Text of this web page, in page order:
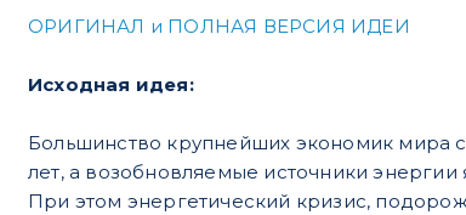
ОРИГИНАЛ и ПОЛНАЯ ВЕРСИЯ ИДЕИ
Исходная идея:
Большинство крупнейших экономик мира
лет, а возобновляемые источники
При этом энергетический кризис,